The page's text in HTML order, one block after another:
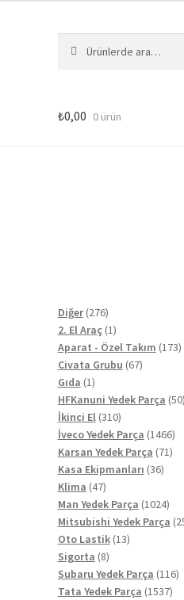
₺0,00 0 ürün
Diğer 276276
ürün
2. El Araç 11
ürün
Aparat - Özel Takım 173
Civata Grubu 6767
Gıda 11
ürün
HFKanuni Yedek Parça 50
İkinci El 310310
ürün
İveco Yedek Parça 1466
ürün
Karsan Yedek Parça 7171
Kasa Ekipmanları 3636
Klima 4747
ürün
Man Yedek Parça 10241024
Mitsubishi Yedek Parça
Oto Lastik 1313
Sigorta 88
ürün
Subaru Yedek Parça 116116
Tata Yedek Parça 15371537